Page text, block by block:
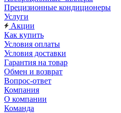
Прецизионные кондиционеры
Услуги
Акции
Как купить
Условия оплаты
Условия доставки
Гарантия на товар
Обмен и возврат
Вопрос-ответ
Компания
О компании
Команда